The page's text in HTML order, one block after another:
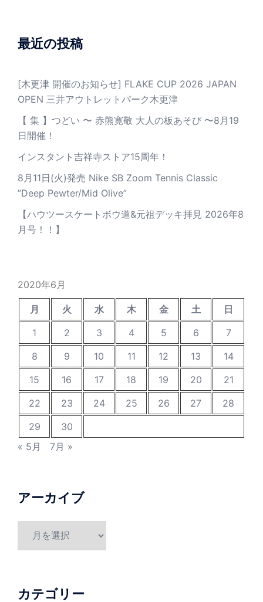
最近の投稿
[木更津 開催のお知らせ] FLAKE CUP 2026 JAPAN
OPEN 三井アウトレットパーク木更津
【 集 】つどい 〜 赤熊寛敬 大人の板あそび 〜8月19
日開催！
インスタント吉祥寺ストア15周年！
8月11日(火)発売 Nike SB Zoom Tennis Classic
”Deep Pewter/Mid Olive”
【ハウツースケートボウ道&元祖デッキ拝見 2026年8
月号！！】
2020年6月
月 火 水 木 金 土
日
1
2 3 4 5 6
7
8
9 10 11 12 13
14
15
16 17 18 19 20
21
22
23 24 25 26 27
28
29
30
« 5月
7月 »
アーカイブ
ブ
カテゴリー